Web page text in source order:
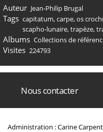
Auteur Jean-Philip Brugal
Tags capitatum,carpe,os
scapho-lunaire,trapèze,
Albums Collections de
Visites 224793
Nous contacter
Administration : Carine